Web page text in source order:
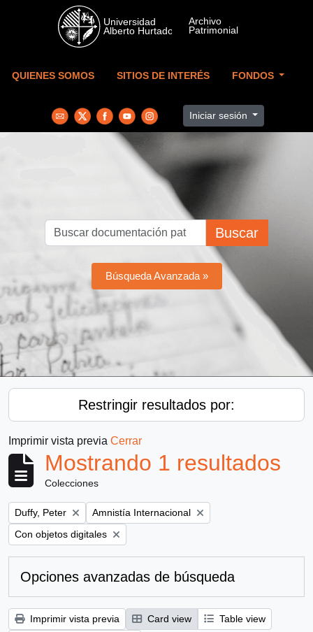
Skip to main content
QUIENES SOMOS SITIOS DE INTERÉS FONDOS
Iniciar sesión
Buscar
Búsqueda Avanzada »
Restringir resultados por:
Imprimir vista previa Cerrar
Mostrando 1 resultados
Colecciones
Remove filter:
Duffy, Peter Remove filter:
Amnistía Internacional
Remove filter:
Con objetos digitales
Opciones avanzadas de búsqueda
Imprimir vista previa Card view
Table view